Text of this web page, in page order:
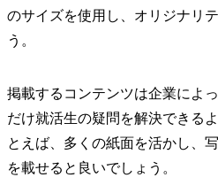
のサイズを使用し、オリジナリ
う。
掲載するコンテンツは企業によ
だけ就活生の疑問を解決できる
とえば、多くの紙面を活かし、
を載せると良いでしょう。